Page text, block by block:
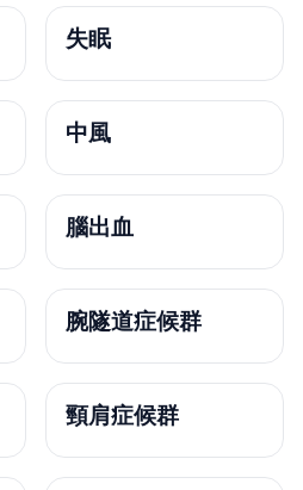
失眠
中風
腦出血
腕隧道症候群
頸肩症候群